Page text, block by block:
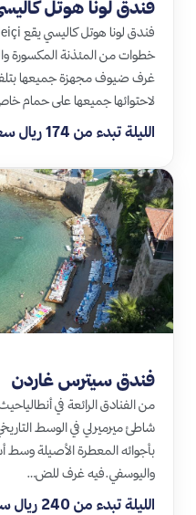
فندق لونا هوتل
خطوات من المئذنة المكسورة
غرف ضيوف مجهزة جميعها
لاحتوائها جميعها على حمام
الليلة تبدء من 174 ريال سعودي
فندق سيترس غاردن
شاطئ ميرميرلي في الوسط
بأجوائه المعطرة الأصيلة وسط
واليوسفي.فيه غرف للض…
الليلة تبدء من 240 ريال سعودي